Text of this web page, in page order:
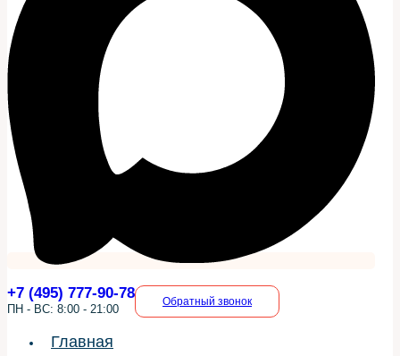
+7 (495) 777-90-78
ПН - ВС: 8:00 - 21:00
Обратный звонок
Главная